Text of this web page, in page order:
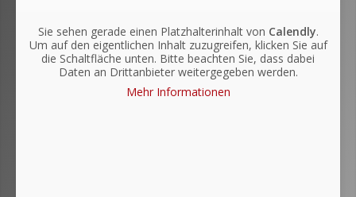
Sie sehen gerade einen Platzhalterinhalt von Calendly.
Um auf den eigentlichen Inhalt zuzugreifen, klicken Sie auf
die Schaltfläche unten. Bitte beachten Sie, dass dabei
Daten an Drittanbieter weitergegeben werden.
Mehr Informationen